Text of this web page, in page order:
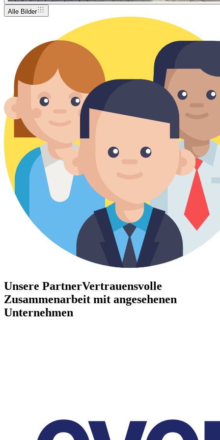
Alle Bilder
Unsere PartnerVertrauensvolle
Zusammenarbeit mit angesehenen
Unternehmen